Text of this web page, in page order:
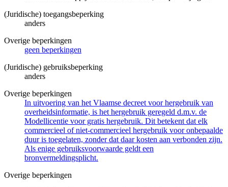
(Juridische) toegangsbeperking
anders
Overige beperkingen
geen beperkingen
(Juridische) gebruiksbeperking
anders
Overige beperkingen
In uitvoering van het Vlaamse decreet voor hergebruik van
overheidsinformatie, is het hergebruik geregeld d.m.v. de
Modellicentie voor gratis hergebruik. Dit betekent dat elk
commercieel of niet-commercieel hergebruik voor onbepaalde
duur is toegelaten, zonder dat daar kosten aan verbonden zijn.
Als enige gebruiksvoorwaarde geldt een
bronvermeldingsplicht.
Overige beperkingen